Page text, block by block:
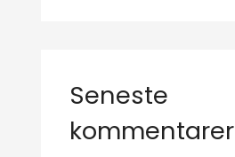
Seneste
kommentarer